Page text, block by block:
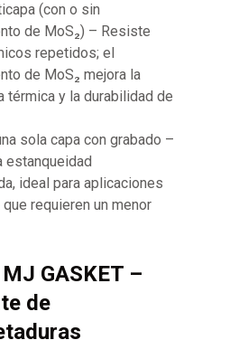
(con o sin
de MoS₂) – Resiste
repetidos; el
de MoS₂ mejora la
térmica y la durabilidad de
sola capa con grabado –
estanqueidad
ideal para aplicaciones
requieren un menor
GASKET –
de